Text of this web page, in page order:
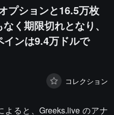
プションと16.5万枚
く期限切れとなり、
ンは9.4万ドルで
コレクション
よると、Greeks.live のアナ